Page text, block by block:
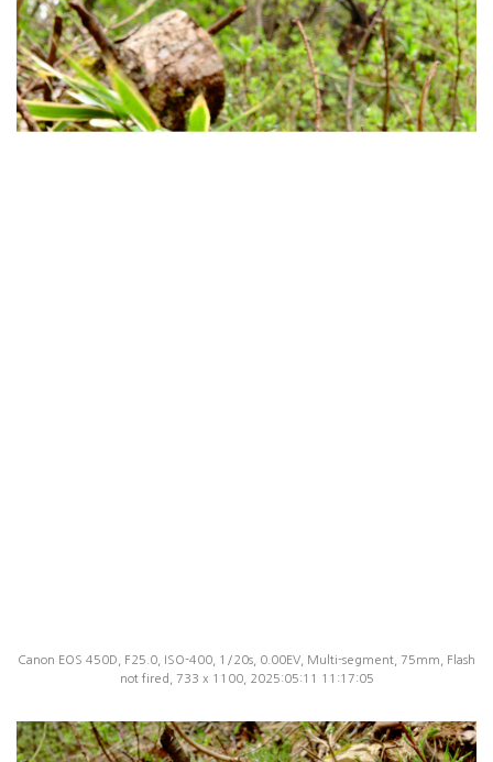
Canon EOS 450D, F25.0, ISO-400, 1/20s, 0.00EV, Multi-segment, 75mm, Flash
not fired, 733 x 1100, 2025:05:11 11:17:05